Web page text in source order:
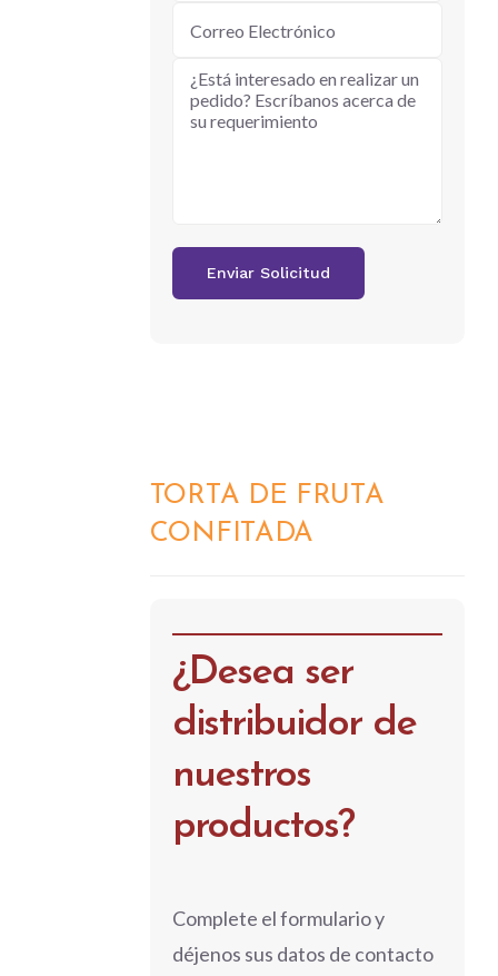
TORTA DE FRUTA
CONFITADA
¿Desea ser
distribuidor de
nuestros
productos?
Complete el formulario y
déjenos sus datos de contacto